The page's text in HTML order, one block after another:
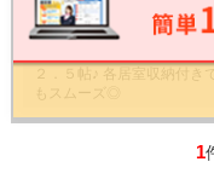
枚
くつろぎ・学び・遊び、
２．５帖♪ 各居室収納付き
もスムーズ◎
1